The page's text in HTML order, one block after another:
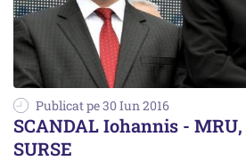
Publicat pe 30 Iun 2016
SCANDAL Iohannis -
SURSE